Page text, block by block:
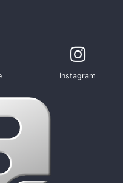
Instagram